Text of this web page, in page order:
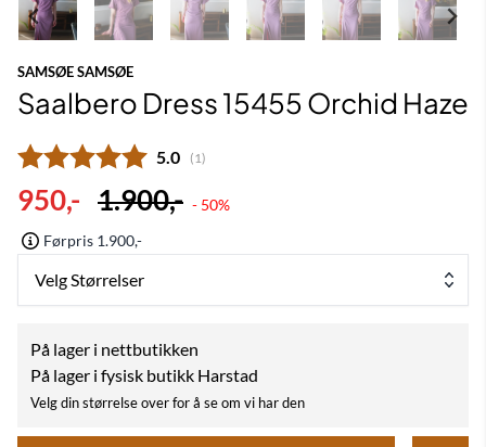
SAMSØE SAMSØE
Saalbero Dress 15455 Orchid Haze
Gjennomsnittskarakter:
5.0 (stemmer:
1)
950,- 1.900,- - 50%
Førpris 1.900,-
Velg Størrelser
På lager i nettbutikken
På lager i fysisk butikk Harstad
Velg din størrelse over for å se om vi har den